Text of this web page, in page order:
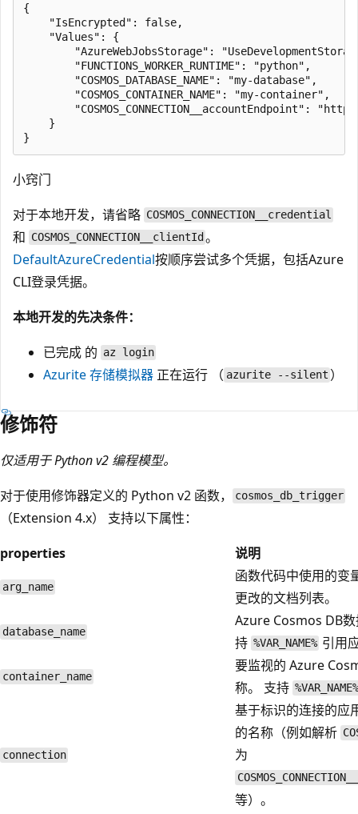
{
    "IsEncrypted": false,
    "Values": {
"AzureWebJobsStorage":
        "FUNCTIONS_WORKER_RUNTIME": "python",
        "COSMOS_DATABASE_NAME": "my-database",
        "COSMOS_CONTAINER_NAME": "my-container",
"COSMOS_CONNECTION__accountEndpoint":
    }
小窍门
对于本地开发，请省略 COSMOS_CONNECTION__credential
和 COSMOS_CONNECTION__clientId 。
DefaultAzureCredential按顺序尝试多个凭据，包括Azure
CLI登录凭据。
本地开发的先决条件：
已完成 的 az login
Azurite 存储模拟器 正在运行 （ azurite --silent ）
修饰符
仅适用于 Python v2 编程模型。
对于使用修饰器定义的 Python v2 函数，
cosmos_db_trigger
（Extension 4.x） 支持以下属性：
properties
说明
arg_name
函数代码中使用的变
更改的文档列表。
database_name
Azure Cosmos DB
持 %VAR_NAME% 引用
container_name
要监视的 Azure
称。 支持 %VAR_NAME%
connection
基于标识的连接的应
的名称（例如解析
为
等）。